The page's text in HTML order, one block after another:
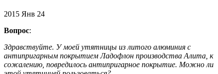
2015 Янв 24
Вопрос:
Здравствуйте. У моей утятницы из литого алюминия с
антипригарным покрытием Ладофлон производства Алита, к
сожалению, повредилось антипригарное покрытие. Можно ли